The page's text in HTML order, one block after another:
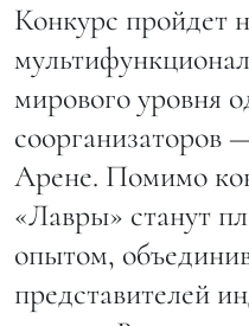
Конкурс пройдет
мирового уровня
соорганизаторов
Арене. Помимо
«Лавры» станут
опытом,
представителей